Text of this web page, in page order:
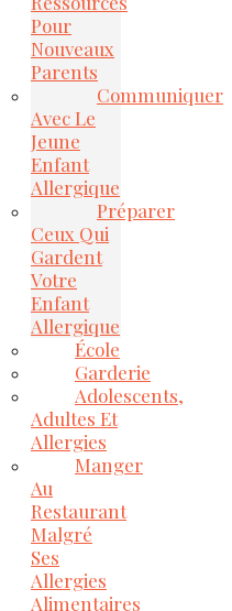
Pour
Nouveaux
Parents
Communiquer
Avec Le
Jeune
Enfant
Allergique
Préparer
Ceux Qui
Gardent
Votre
Enfant
Allergique
École
Garderie
Adolescents,
Adultes Et
Allergies
Manger
Au
Restaurant
Malgré
Ses
Allergies
Alimentaires